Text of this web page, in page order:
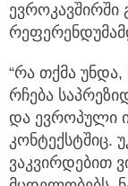
ევროკავშირში
“რა თქმა
რჩება
და ევროპული
კონტექსტშიც.
ვაკვირდებით